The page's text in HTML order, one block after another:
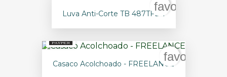
Luva Anti-Corte TB 487TFLN
Casaco Acolchoado - FREELANCE